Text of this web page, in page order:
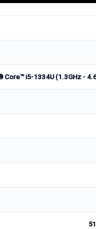
Core™ i5-1334U (1.3GHz -